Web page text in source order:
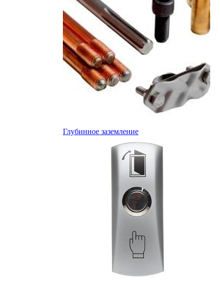
Глубинное заземление